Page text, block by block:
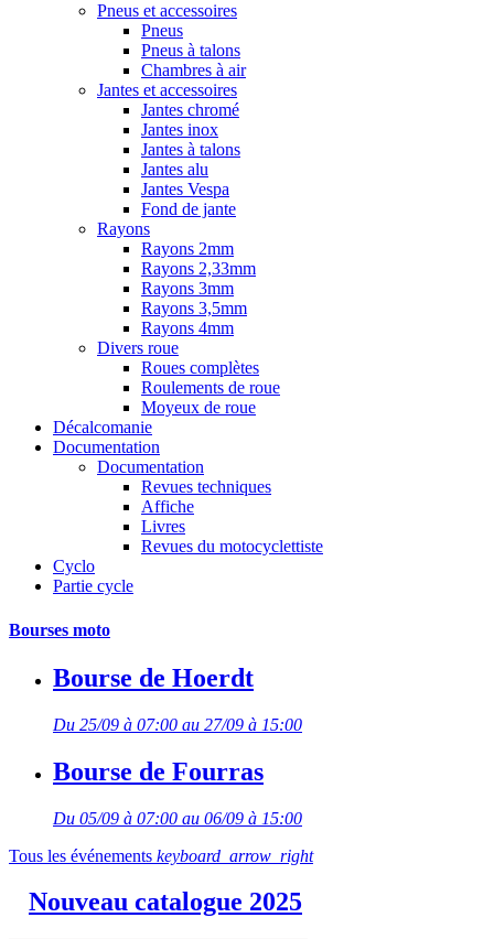
Pneus et accessoires
Pneus
Pneus à talons
Chambres à air
Jantes et accessoires
Jantes chromé
Jantes inox
Jantes à talons
Jantes alu
Jantes Vespa
Fond de jante
Rayons
Rayons 2mm
Rayons 2,33mm
Rayons 3mm
Rayons 3,5mm
Rayons 4mm
Divers roue
Roues complètes
Roulements de roue
Moyeux de roue
Décalcomanie
Documentation
Documentation
Revues techniques
Affiche
Livres
Revues du motocyclettiste
Cyclo
Partie cycle
Bourses moto
Bourse de Hoerdt
Du 25/09 à 07:00 au 27/09 à 15:00
Bourse de Fourras
Du 05/09 à 07:00 au 06/09 à 15:00
Tous les événements keyboard_arrow_right
Nouveau catalogue 2025